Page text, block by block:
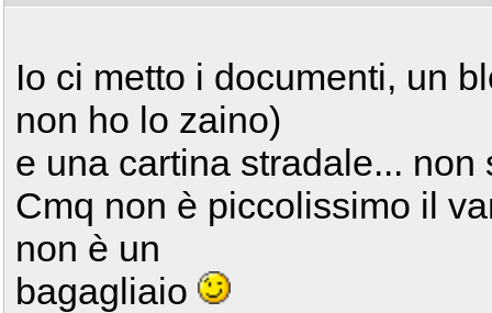
Io ci metto i documenti, un
non ho lo zaino)
e una cartina stradale... non
Cmq non è piccolissimo il
non è un
bagagliaio